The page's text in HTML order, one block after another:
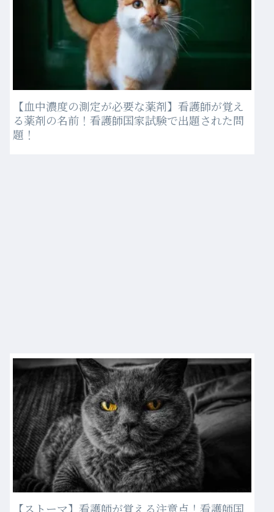
【血中濃度の測定が必要な薬剤】看護師が覚え
る薬剤の名前！看護師国家試験で出題された問
題！
【ストーマ】看護師が覚える注意点！看護師国